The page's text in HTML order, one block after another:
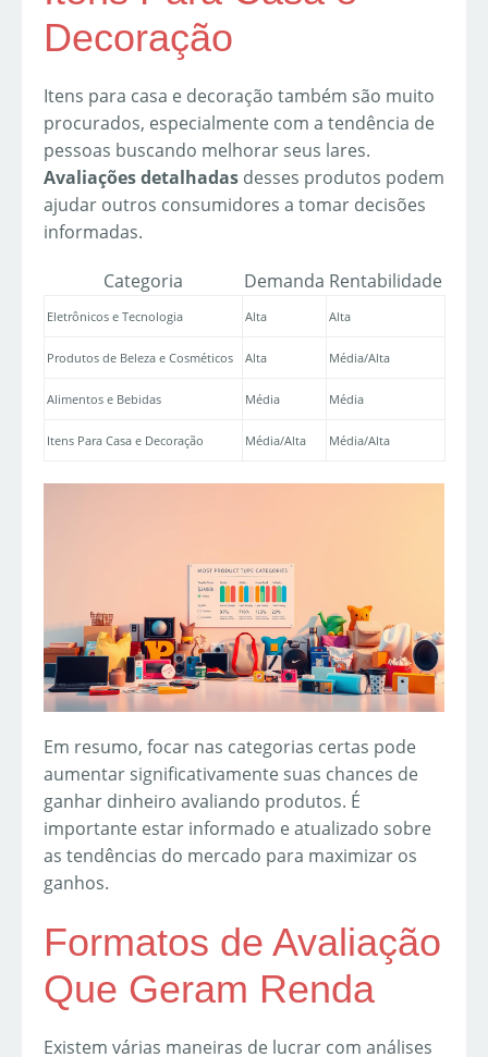
Decoração
Itens para casa e decoração também são muito
procurados, especialmente com a tendência de
pessoas buscando melhorar seus lares.
Avaliações detalhadas desses produtos podem
ajudar outros consumidores a tomar decisões
informadas.
Categoria Demanda Rentabilidade
Eletrônicos e Tecnologia Alta Alta
Produtos de Beleza e Cosméticos Alta Média/Alta
Alimentos e Bebidas Média Média
Itens Para Casa e Decoração Média/Alta Média/Alta
Em resumo, focar nas categorias certas pode
aumentar significativamente suas chances de
ganhar dinheiro avaliando produtos. É
importante estar informado e atualizado sobre
as tendências do mercado para maximizar os
ganhos.
Formatos de Avaliação
Que Geram Renda
Existem várias maneiras de lucrar com análises